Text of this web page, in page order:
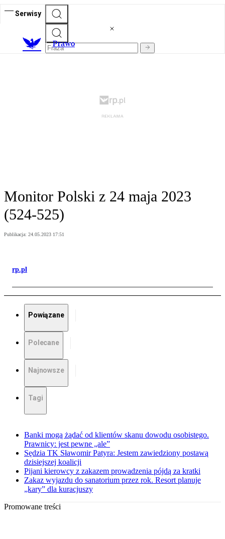
Serwisy
Prawo
Monitor Polski z 24 maja 2023
(524-525)
Publikacja: 24.05.2023 17:51
rp.pl
Powiązane
Polecane
Najnowsze
Tagi
Banki mogą żądać od klientów skanu dowodu osobistego.
Prawnicy: jest pewne „ale”
Sędzia TK Sławomir Patyra: Jestem zawiedziony postawą
dzisiejszej koalicji
Pijani kierowcy z zakazem prowadzenia pójdą za kratki
Zakaz wyjazdu do sanatorium przez rok. Resort planuje
„kary” dla kuracjuszy
Promowane treści